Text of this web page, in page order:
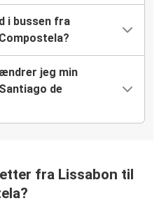
i bussen fra
jeg min
de
fra Lissabon til